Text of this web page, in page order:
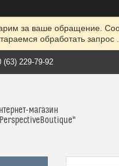
за ваше обращение.
обработать
(63) 229-79-92
Інтернет-магазин